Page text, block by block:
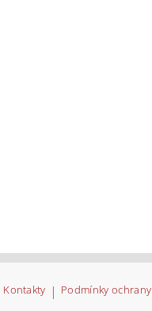
Kontakty | Podmínky